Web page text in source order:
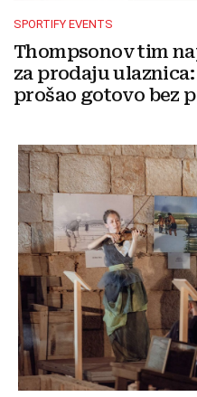
SPORTIFY EVENTS
Thompsonov tim
za prodaju
prošao gotovo bez